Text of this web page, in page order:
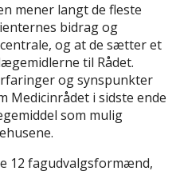
mener langt de fleste
bidrag og
og at de sætter et
til Rådet.
og synspunkter
Medicinrådet i sidste ende
som mulig
12 fagudvalgsformænd,